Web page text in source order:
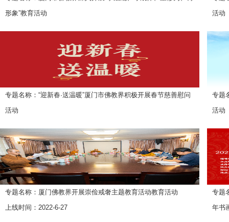
形象”教育活动
活动
专题名称：“迎新春·送温暖”厦门市佛教界积极开展春节慈善慰问
活动
专题
活动
专题名称：厦门佛教界开展崇俭戒奢主题教育活动教育活动
上线时间：2022-6-27
专题
年书